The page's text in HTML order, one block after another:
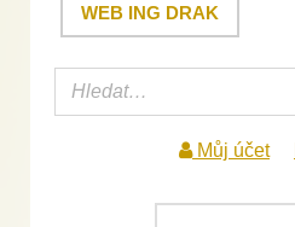
WEB ING DRAK
Můj účet